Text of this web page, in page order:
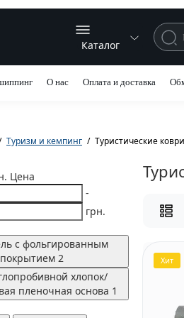
Каталог
О нас Оплата и доставка
Туризм и кемпинг Туристические
Цена
-
грн.
с фольгированным
покрытием 2
хлопок/
пленочная основа 1
Хит